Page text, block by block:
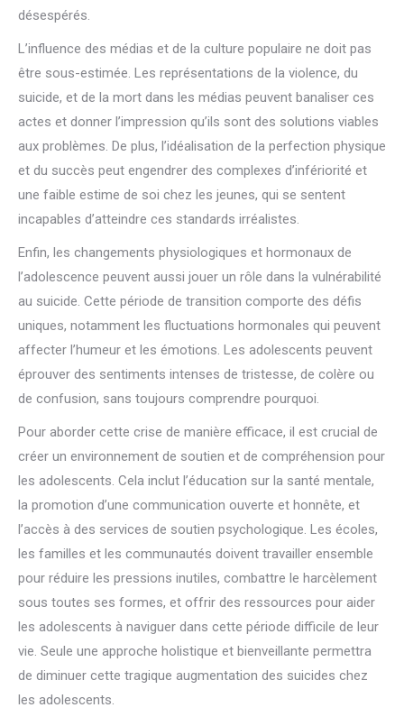
désespérés.
L’influence des médias et de la culture populaire ne doit pas
être sous-estimée. Les représentations de la violence, du
suicide, et de la mort dans les médias peuvent banaliser ces
actes et donner l’impression qu’ils sont des solutions viables
aux problèmes. De plus, l’idéalisation de la perfection physique
et du succès peut engendrer des complexes d’infériorité et
une faible estime de soi chez les jeunes, qui se sentent
incapables d’atteindre ces standards irréalistes.
Enfin, les changements physiologiques et hormonaux de
l’adolescence peuvent aussi jouer un rôle dans la vulnérabilité
au suicide. Cette période de transition comporte des défis
uniques, notamment les fluctuations hormonales qui peuvent
affecter l’humeur et les émotions. Les adolescents peuvent
éprouver des sentiments intenses de tristesse, de colère ou
de confusion, sans toujours comprendre pourquoi.
Pour aborder cette crise de manière efficace, il est crucial de
créer un environnement de soutien et de compréhension pour
les adolescents. Cela inclut l’éducation sur la santé mentale,
la promotion d’une communication ouverte et honnête, et
l’accès à des services de soutien psychologique. Les écoles,
les familles et les communautés doivent travailler ensemble
pour réduire les pressions inutiles, combattre le harcèlement
sous toutes ses formes, et offrir des ressources pour aider
les adolescents à naviguer dans cette période difficile de leur
vie. Seule une approche holistique et bienveillante permettra
de diminuer cette tragique augmentation des suicides chez
les adolescents.